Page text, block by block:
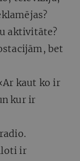
aktivitāte?
bet
kaut ko ir
kur ir
ir